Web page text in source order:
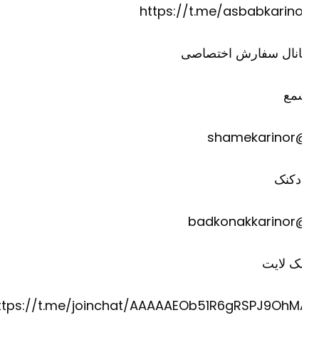
https://t.me/
سفارش اختصاصی
لایت
https://t.me/joinchat/